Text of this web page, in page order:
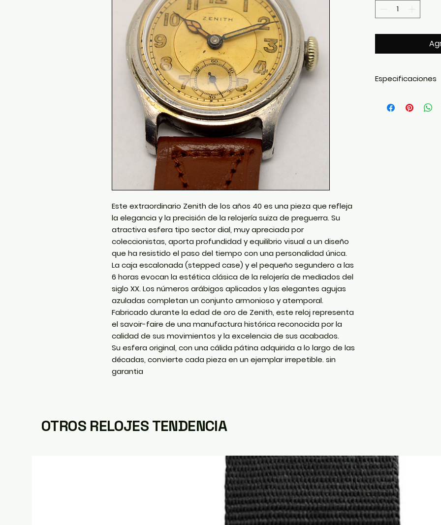
Este extraordinario Zenith de los años 40 es una pieza que refleja
la elegancia y la precisión de la relojería suiza de preguerra. Su
atractiva esfera tipo sector dial, muy apreciada por
coleccionistas, aporta profundidad y equilibrio visual a un diseño
que ha resistido el paso del tiempo con una personalidad única.
La caja escalonada (stepped case) y el pequeño segundero a las
6 horas evocan la estética clásica de la relojería de mediados del
siglo XX. Los números arábigos aplicados y las elegantes agujas
azuladas completan un conjunto armonioso y atemporal.
Fabricado durante la edad de oro de Zenith, este reloj representa
el savoir-faire de una manufactura histórica reconocida por la
calidad de sus movimientos y la excelencia de sus acabados.
Su esfera original, con una cálida pátina adquirida a lo largo de las
décadas, convierte cada pieza en un ejemplar irrepetible. sin
garantia
Especificaciones
Periodo:Década
OTROS RELOJES TENDENCIA